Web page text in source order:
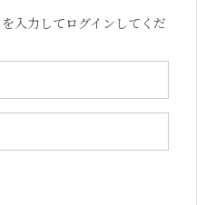
入力してログインしてくだ